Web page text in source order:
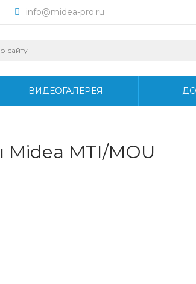
info@midea-pro.ru
ВИДЕОГАЛЕРЕЯ
MTI/MOU